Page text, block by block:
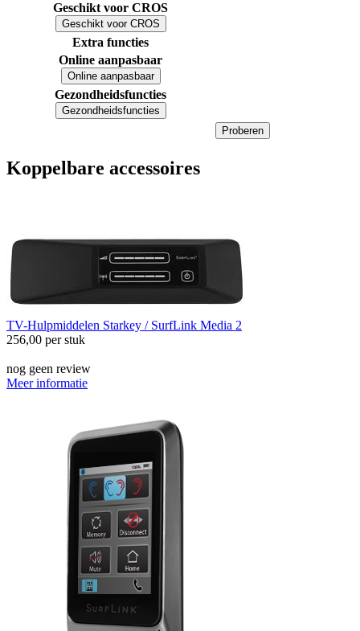
Geschikt voor CROS
Geschikt voor CROS
Extra functies
Online aanpasbaar
Online aanpasbaar
Gezondheidsfuncties
Gezondheidsfuncties
Proberen
Koppelbare accessoires
TV-Hulpmiddelen Starkey / SurfLink Media 2
256,00 per stuk
nog geen review
Meer informatie